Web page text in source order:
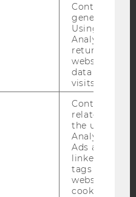
WEBSEITE
SOCIAL MEDIA
UND STUDIERENDE
Contains a
generated
Using this
Analytics can
returning
website and
data from
visits.
Contains
related
the user. If
Analytics and
Ads accounts
linked, the
tags on the
website read
cookie.